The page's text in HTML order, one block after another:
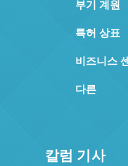
부기 계원
특허 상표
비즈니스
다른
칼럼 기사